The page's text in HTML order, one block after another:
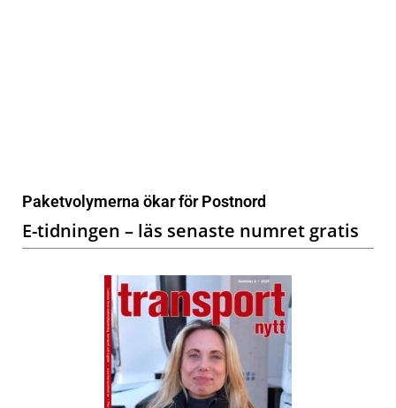
Paketvolymerna ökar för Postnord
E-tidningen – läs senaste numret gratis